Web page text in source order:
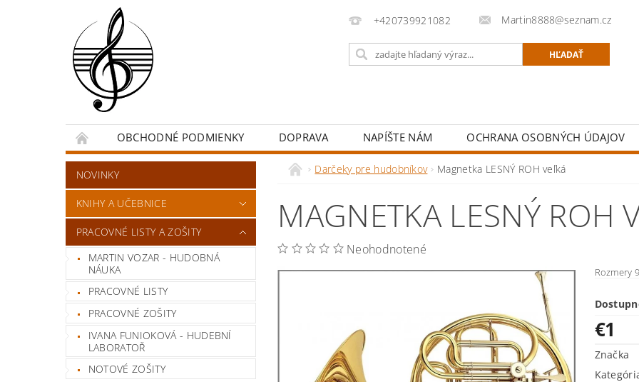
+420739921082 Martin8888@seznam.cz
OBCHODNÉ PODMIENKY DOPRAVA NAPÍŠTE NÁM OCHRANA OSOBNÝCH ÚDAJOV
NOVINKY
KNIHY A UČEBNICE
PRACOVNÉ LISTY A ZOŠITY
MARTIN VOZAR - HUDOBNÁ
NÁUKA
PRACOVNÉ LISTY
PRACOVNÉ ZOŠITY
IVANA FUNIOKOVÁ - HUDEBNÍ
LABORATOŘ
NOTOVÉ ZOŠITY
Darčeky pre hudobníkov Magnetka LESNÝ ROH veľká
MAGNETKA LESNÝ ROH
Neohodnotené
Rozmery
€1
Značka